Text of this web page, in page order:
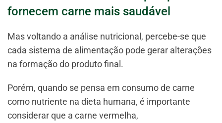
fornecem carne mais saudável
Mas voltando a análise nutricional, percebe-se que
cada sistema de alimentação pode gerar alterações
na formação do produto final.
Porém, quando se pensa em consumo de carne
como nutriente na dieta humana, é importante
considerar que a carne vermelha,